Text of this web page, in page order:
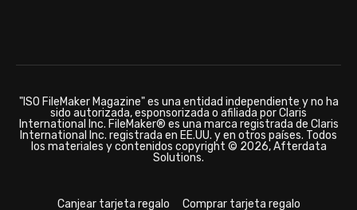
"ISO FileMaker Magazine" es una entidad independiente y no ha
sido autorizada, esponsorizada o afiliada por Claris
International Inc. FileMaker® es una marca registrada de Claris
International Inc. registrada en EE.UU. y en otros países. Todos
los materiales y contenidos copyright © 2026, Afterdata
Solutions.
Canjear tarjeta regalo Comprar tarjeta regalo